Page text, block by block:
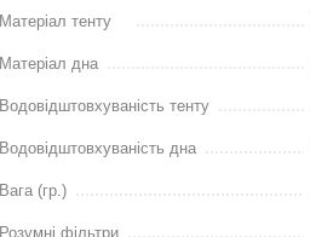
Матеріал тенту
Матеріал дна
Водовідштовхуваність тенту
Водовідштовхуваність дна
Вага (гр.)
Розумні фільтри